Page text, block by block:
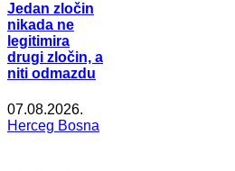
Jedan zločin
nikada ne
legitimira
drugi zločin, a
niti odmazdu
07.08.2026.
Herceg Bosna